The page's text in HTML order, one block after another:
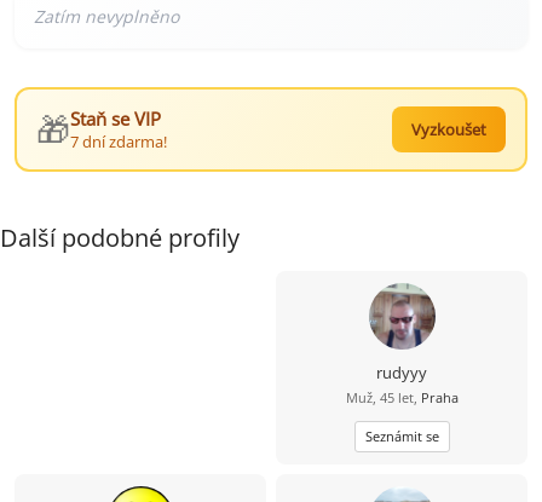
🎁Staň se VIP
7 dní zdarma!
Vyzkoušet
Další podobné profily
rudyyy
Muž, 45 let, Praha
Seznámit se